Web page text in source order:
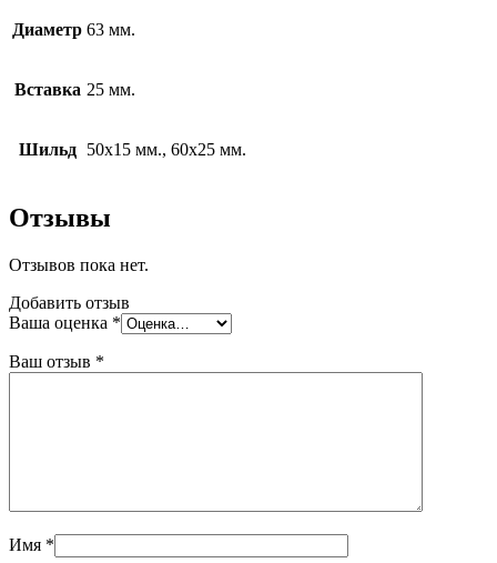
Диаметр 63 мм.
Вставка 25 мм.
Шильд 50х15 мм., 60х25 мм.
Отзывы
Отзывов пока нет.
Добавить отзыв
Ваша оценка *
Ваш отзыв *
Имя *